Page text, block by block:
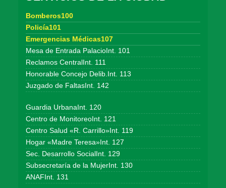
Bomberos100
Policía101
Emergencias Médicas107
Mesa de Entrada PalacioInt. 101
Reclamos CentralInt. 111
Honorable Concejo Delib.Int. 113
Juzgado de FaltasInt. 142
Guardia UrbanaInt. 120
Centro de MonitoreoInt. 121
Centro Salud «R. Carrillo»Int. 119
Hogar «Madre Teresa»Int. 127
Sec. Desarrollo SocialInt. 129
Subsecretaría de la MujerInt. 130
ANAFInt. 131